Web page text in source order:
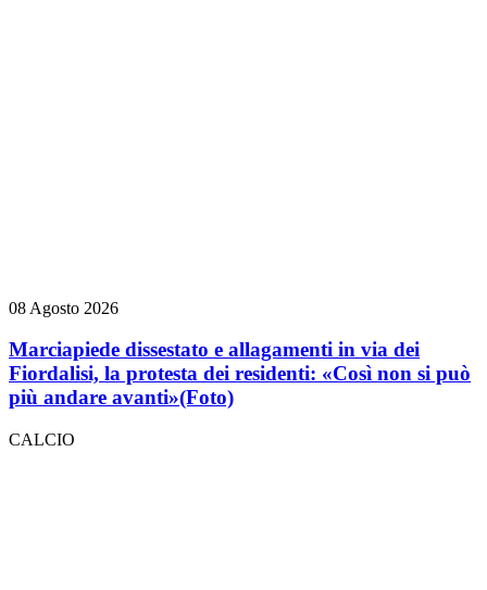
08 Agosto 2026
Marciapiede dissestato e allagamenti in via dei
Fiordalisi, la protesta dei residenti: «Così non si può
più andare avanti»(Foto)
CALCIO